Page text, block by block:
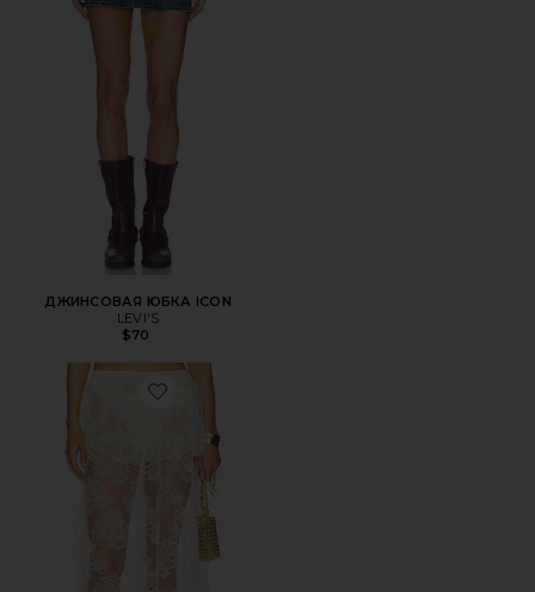
ДЖИНСОВАЯ ЮБКА ICON
LEVI'S
$70
Favorite ЮБКА AMELIA